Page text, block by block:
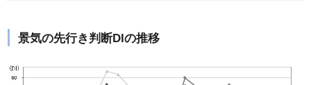
景気の先行き判断DIの推移